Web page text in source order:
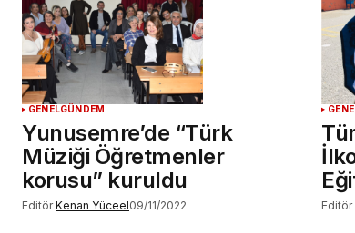
GENELGÜNDEM
Yunusemre’de “Türk
Müziği Öğretmenler
korusu” kuruldu
Editör Kenan Yüceel09/11/2022 Editör